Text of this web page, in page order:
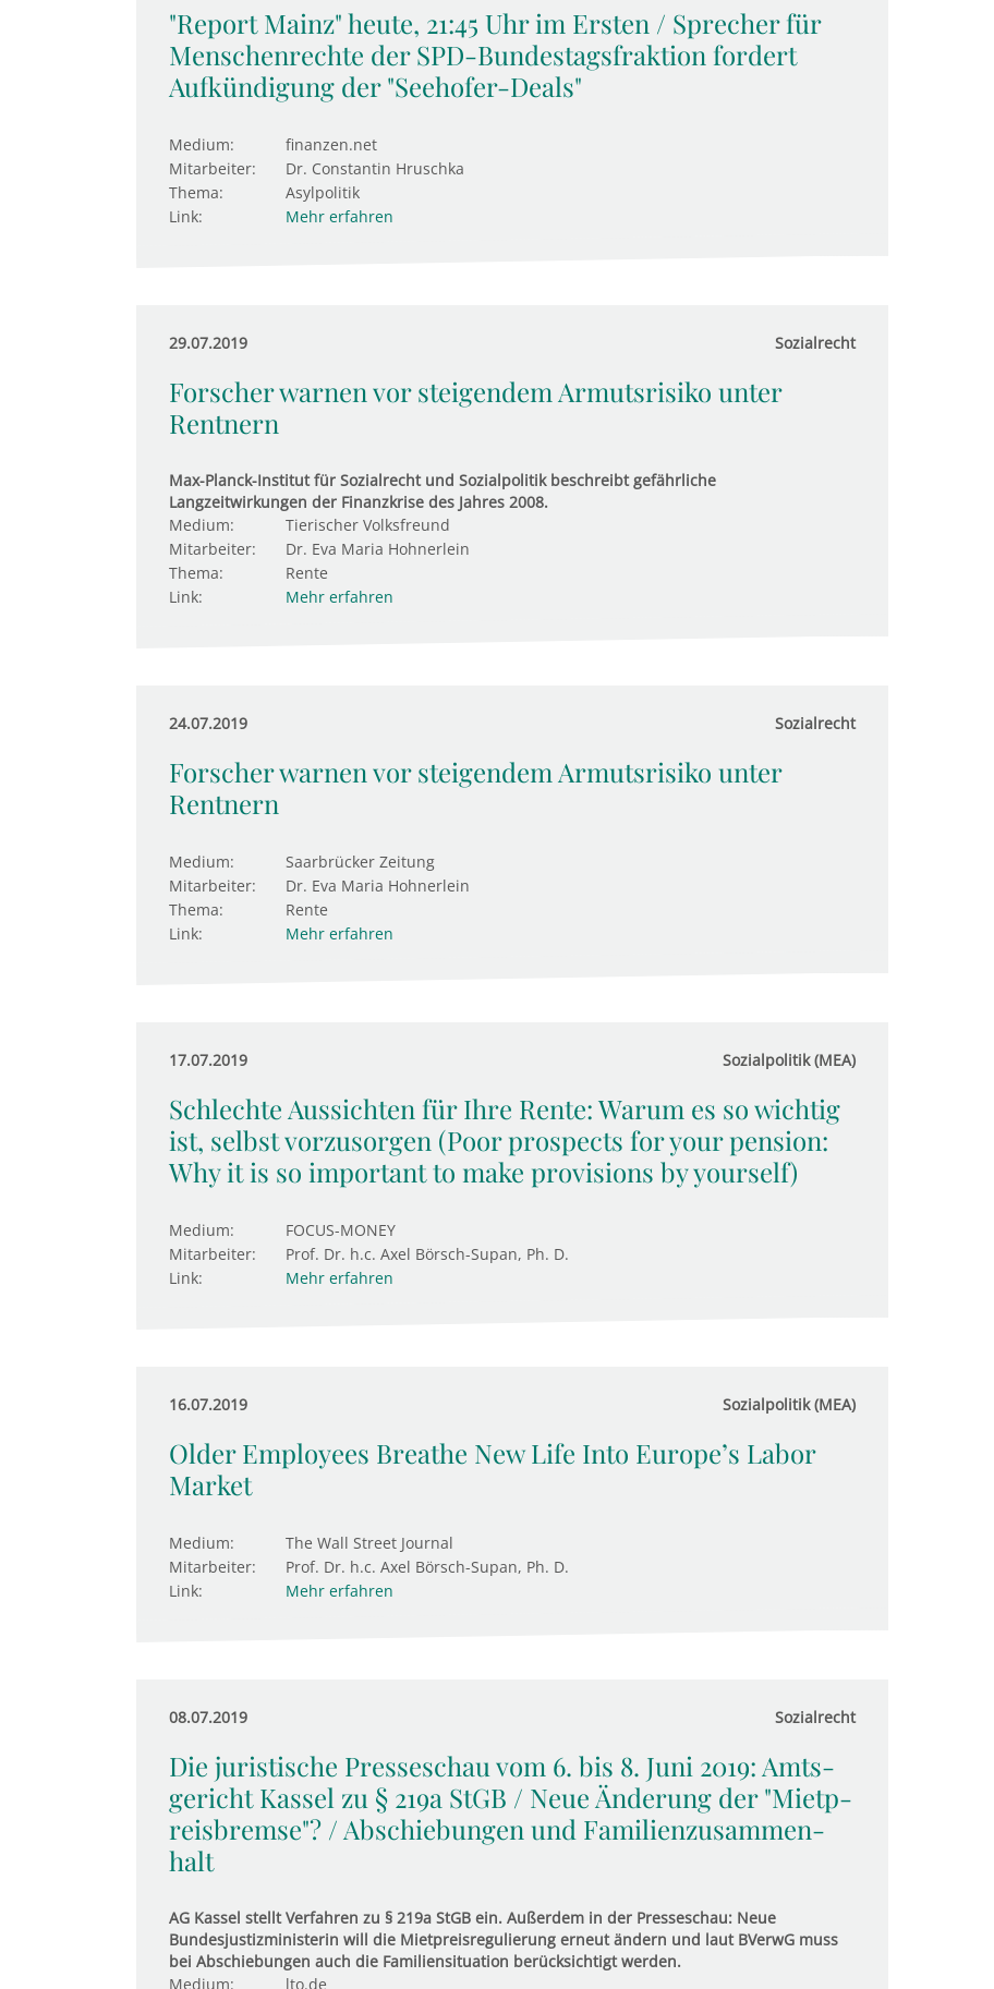
"Report Mainz" heute, 21:45 Uhr im Ersten / Sprecher für
Menschenrechte der SPD-Bundestagsfraktion fordert
Aufkündigung der "Seehofer-Deals"
Medium:
finanzen.net
Mitarbeiter:
Dr. Constantin Hruschka
Thema:
Asylpolitik
Link:
Mehr erfahren
29.07.2019 Sozialrecht
Forscher warnen vor steigendem Armutsrisiko unter
Rentnern
Max-Planck-Institut für Sozialrecht und Sozialpolitik beschreibt gefährliche
Langzeitwirkungen der Finanzkrise des Jahres 2008.
Medium:
Tierischer Volksfreund
Mitarbeiter:
Dr. Eva Maria Hohnerlein
Thema:
Rente
Link:
Mehr erfahren
24.07.2019 Sozialrecht
Forscher warnen vor steigendem Armutsrisiko unter
Rentnern
Medium:
Saarbrücker Zeitung
Mitarbeiter:
Dr. Eva Maria Hohnerlein
Thema:
Rente
Link:
Mehr erfahren
17.07.2019 Sozialpolitik (MEA)
Schlechte Aussichten für Ihre Rente: Warum es so wichtig
ist, selbst vorzusorgen (Poor prospects for your pension:
Why it is so important to make provisions by yourself)
Medium:
FOCUS-MONEY
Mitarbeiter:
Prof. Dr. h.c. Axel Börsch-Supan, Ph. D.
Link:
Mehr erfahren
16.07.2019 Sozialpolitik (MEA)
Older Employees Breathe New Life Into Europe’s Labor
Market
Medium:
The Wall Street Journal
Mitarbeiter:
Prof. Dr. h.c. Axel Börsch-Supan, Ph. D.
Link:
Mehr erfahren
08.07.2019 Sozialrecht
Die juristische Presseschau vom 6. bis 8. Juni 2019: Amts­
ge­richt Kassel zu § 219a StGB / Neue Ände­rung der "Miet­p­
reis­b­remse"? / Ab­schie­bungen und Fami­li­en­zu­sam­men­
halt
AG Kassel stellt Verfahren zu § 219a StGB ein. Außerdem in der Presseschau: Neue
Bundesjustizministerin will die Mietpreisregulierung erneut ändern und laut BVerwG muss
bei Abschiebungen auch die Familiensituation berücksichtigt werden.
Medium:
lto.de